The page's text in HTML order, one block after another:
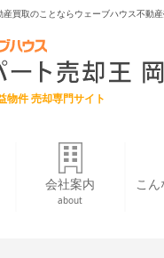
買取のことならウェーブハウス不動産
物件 売却専門サイト
会社案内
about
こ